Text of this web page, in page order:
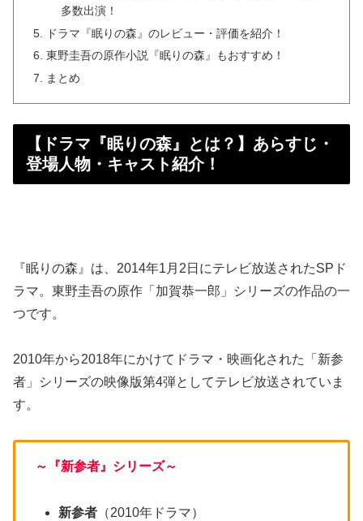
多数出演！
ドラマ『眠りの森』のレビュー・評価を紹介！
東野圭吾の原作小説『眠りの森』もおすすめ！
まとめ
【ドラマ『眠りの森』とは？】あらすじ・
登場人物・キャスト紹介！
『眠りの森』は、2014年1月2日にテレビ放送されたSPド
ラマ。東野圭吾の原作「加賀恭一郎」シリーズの作品の一
つです。
2010年から2018年にかけてドラマ・映画化された「新参
者」シリーズの映像版第4弾としてテレビ放送されていま
す。
～『新参者』シリーズ～
新参者 （2010年ドラマ）